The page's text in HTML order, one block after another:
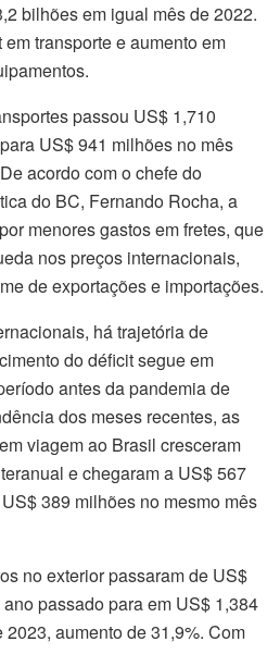
bilhões em igual mês de 2022.
transporte e aumento em
passou US$ 1,710
US$ 941 milhões no mês
acordo com o chefe do
do BC, Fernando Rocha, a
menores gastos em fretes, que
nos preços internacionais,
de exportações e importações.
há trajetória de
do déficit segue em
antes da pandemia de
dos meses recentes, as
viagem ao Brasil cresceram
e chegaram a US$ 567
389 milhões no mesmo mês
no exterior passaram de US$
passado para em US$ 1,384
aumento de 31,9%. Com